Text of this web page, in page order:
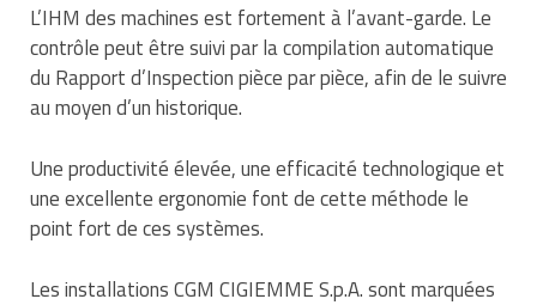
Ustensile de cuisine
Vaisselle restaurant
L’IHM des machines est fortement à l’avant-garde. Le
contrôle peut être suivi par la compilation automatique
du Rapport d’Inspection pièce par pièce, afin de le suivre
au moyen d’un historique.
Une productivité élevée, une efficacité technologique et
une excellente ergonomie font de cette méthode le
point fort de ces systèmes.
Les installations CGM CIGIEMME S.p.A. sont marquées